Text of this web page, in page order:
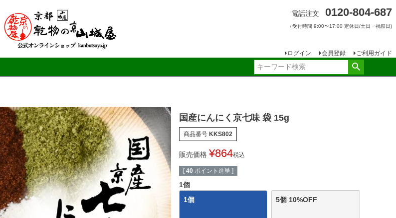
電話注文 0120-804-687
（受付時間 9:00〜17:00 定休日/土日・祝祭日)
ログイン 会員登録 ご利用ガイド
国産にんにく京七味 袋 15g
商品番号 KKS802
販売価格 ¥864税込
[ 40 ポイント進呈 ]
1個
1個
5個 10%OFF